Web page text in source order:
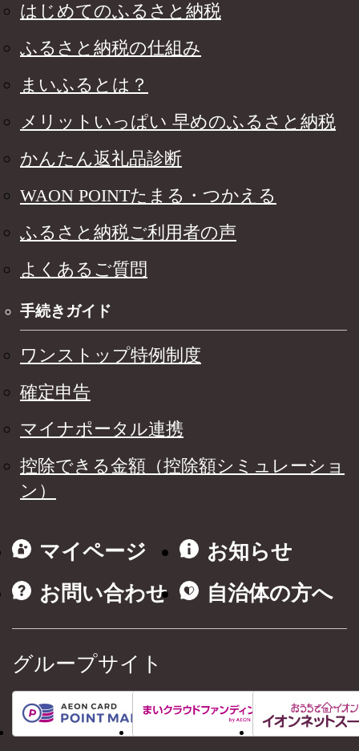
はじめてのふるさと納税
ふるさと納税の仕組み
まいふるとは？
メリットいっぱい 早めのふるさと納税
かんたん返礼品診断
WAON POINTたまる・つかえる
ふるさと納税ご利用者の声
よくあるご質問
手続きガイド
ワンストップ特例制度
確定申告
マイナポータル連携
控除できる金額（控除額シミュレーショ
ン）
マイページ
お知らせ
お問い合わせ
自治体の方へ
グループサイト